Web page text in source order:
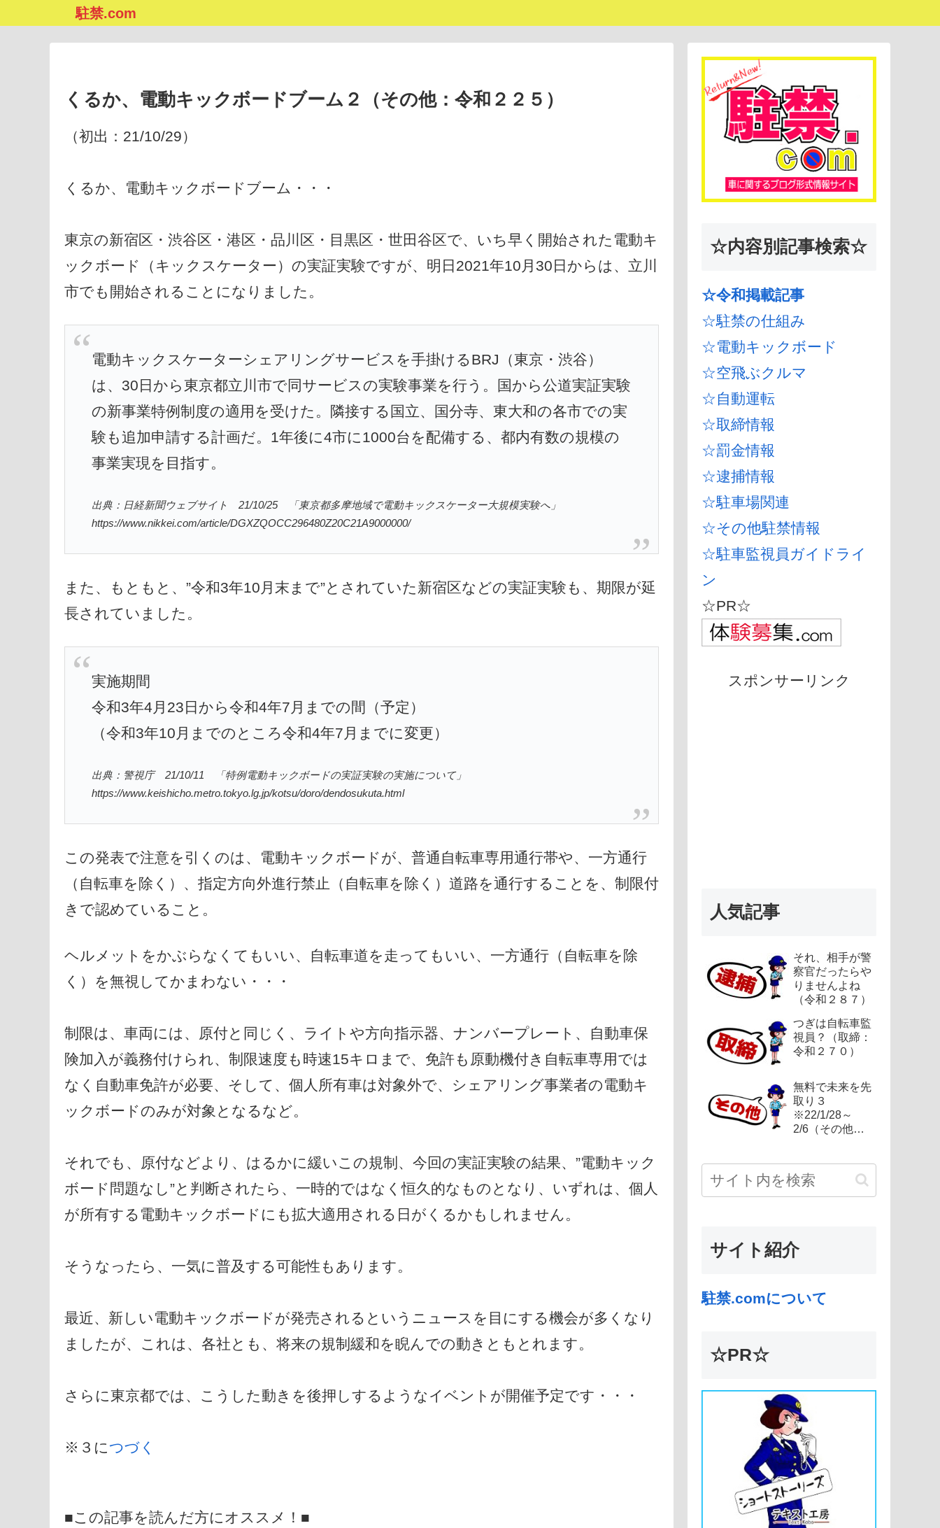
駐禁.com
くるか、電動キックボードブーム２（その他：令和２２５）
（初出：21/10/29）
くるか、電動キックボードブーム・・・
東京の新宿区・渋谷区・港区・品川区・目黒区・世田谷区で、いち早く開始された電動キ
ックボード（キックスケーター）の実証実験ですが、明日2021年10月30日からは、立川
市でも開始されることになりました。
電動キックスケーターシェアリングサービスを手掛けるBRJ（東京・渋谷）
は、30日から東京都立川市で同サービスの実験事業を行う。国から公道実証実験
の新事業特例制度の適用を受けた。隣接する国立、国分寺、東大和の各市での実
験も追加申請する計画だ。1年後に4市に1000台を配備する、都内有数の規模の
事業実現を目指す。
出典：日経新聞ウェブサイト 21/10/25 「東京都多摩地域で電動キックスケーター大規模実験へ」
https://www.nikkei.com/article/DGXZQOCC296480Z20C21A9000000/
また、もともと、”令和3年10月末まで”とされていた新宿区などの実証実験も、期限が延
長されていました。
実施期間
令和3年4月23日から令和4年7月までの間（予定）
（令和3年10月までのところ令和4年7月までに変更）
出典：警視庁 21/10/11 「特例電動キックボードの実証実験の実施について」
https://www.keishicho.metro.tokyo.lg.jp/kotsu/doro/dendosukuta.html
この発表で注意を引くのは、電動キックボードが、普通自転車専用通行帯や、一方通行
（自転車を除く）、指定方向外進行禁止（自転車を除く）道路を通行することを、制限付
きで認めていること。
ヘルメットをかぶらなくてもいい、自転車道を走ってもいい、一方通行（自転車を除
く）を無視してかまわない・・・
制限は、車両には、原付と同じく、ライトや方向指示器、ナンバープレート、自動車保
険加入が義務付けられ、制限速度も時速15キロまで、免許も原動機付き自転車専用では
なく自動車免許が必要、そして、個人所有車は対象外で、シェアリング事業者の電動キ
ックボードのみが対象となるなど。
それでも、原付などより、はるかに緩いこの規制、今回の実証実験の結果、”電動キック
ボード問題なし”と判断されたら、一時的ではなく恒久的なものとなり、いずれは、個人
が所有する電動キックボードにも拡大適用される日がくるかもしれません。
そうなったら、一気に普及する可能性もあります。
最近、新しい電動キックボードが発売されるというニュースを目にする機会が多くなり
ましたが、これは、各社とも、将来の規制緩和を睨んでの動きともとれます。
さらに東京都では、こうした動きを後押しするようなイベントが開催予定です・・・
※３に つづく
■この記事を読んだ方にオススメ！■
☆内容別記事検索☆
☆令和掲載記事
☆駐禁の仕組み
☆電動キックボード
☆空飛ぶクルマ
☆自動運転
☆取締情報
☆罰金情報
☆逮捕情報
☆駐車場関連
☆その他駐禁情報
☆駐車監視員ガイドライ
ン
☆PR☆
スポンサーリンク
人気記事
それ、相手が警
察官だったらや
りませんよね
（令和２８７）
つぎは自転車監
視員？（取締：
令和２７０）
無料で未来を先
取り３
※22/1/28～
2/6（その他：
サイト紹介
駐禁.comについて
☆PR☆